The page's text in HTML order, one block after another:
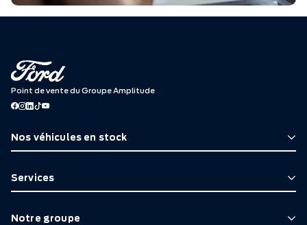
Point de vente du Groupe Amplitude
Nos véhicules en stock
Services
Notre groupe